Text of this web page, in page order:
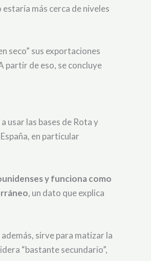
más cerca de niveles
seco” sus exportaciones
partir de eso, se concluye
usar las bases de Rota y
en particular
y funciona como
, un dato que explica
sirve para matizar la
“bastante secundario”,